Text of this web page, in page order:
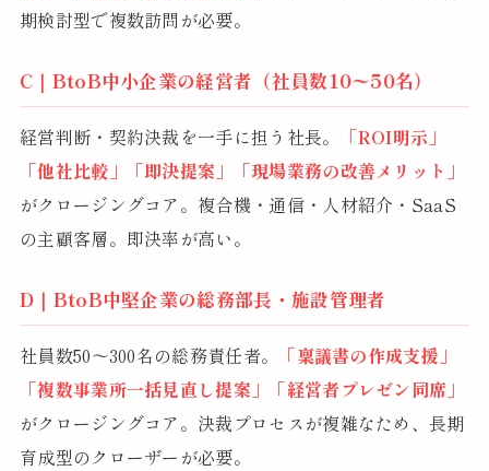
期検討型で複数訪問が必要。
C｜BtoB中小企業の経営者（社員数10〜50名）
経営判断・契約決裁を一手に担う社長。
「ROI明示」
「他社比較」「即決提案」「現場業務の改善メリット」
がクロージングコア。複合機・通信・人材紹介・SaaS
の主顧客層。即決率が高い。
D｜BtoB中堅企業の総務部長・施設管理者
社員数50〜300名の総務責任者。
「稟議書の作成支援」
「複数事業所一括見直し提案」「経営者プレゼン同席」
がクロージングコア。決裁プロセスが複雑なため、長期
育成型のクローザーが必要。